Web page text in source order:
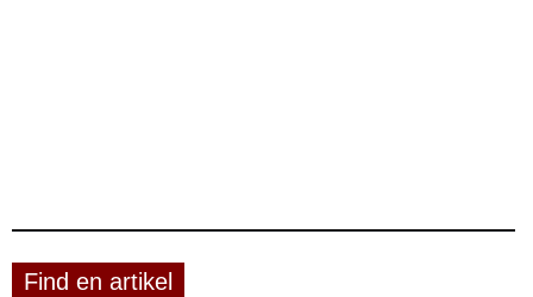
Find en artikel